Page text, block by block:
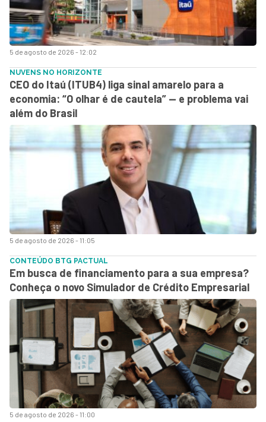
5 de agosto de 2026 - 12:02
5 de agosto de 2026 - 11:05
NUVENS NO HORIZONTE
CEO do Itaú (ITUB4) liga sinal amarelo para a
economia: “O olhar é de cautela” — e problema vai
além do Brasil
5 de agosto de 2026 - 11:00
CONTEÚDO BTG PACTUAL
Em busca de financiamento para a sua empresa?
Conheça o novo Simulador de Crédito Empresarial